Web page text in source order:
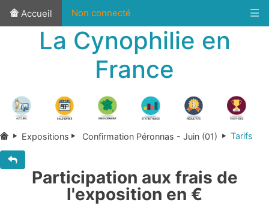
Accueil Non connecté
La Cynophilie en
France
Expositions Confirmation Péronnas - Juin (01) Tarifs
Participation aux frais de
l'exposition en €